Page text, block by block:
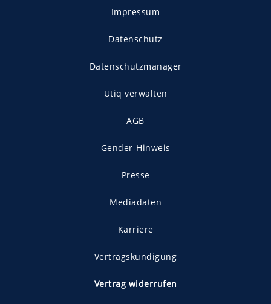
Impressum
Datenschutz
Datenschutzmanager
Utiq verwalten
AGB
Gender-Hinweis
Presse
Mediadaten
Karriere
Vertragskündigung
Vertrag widerrufen